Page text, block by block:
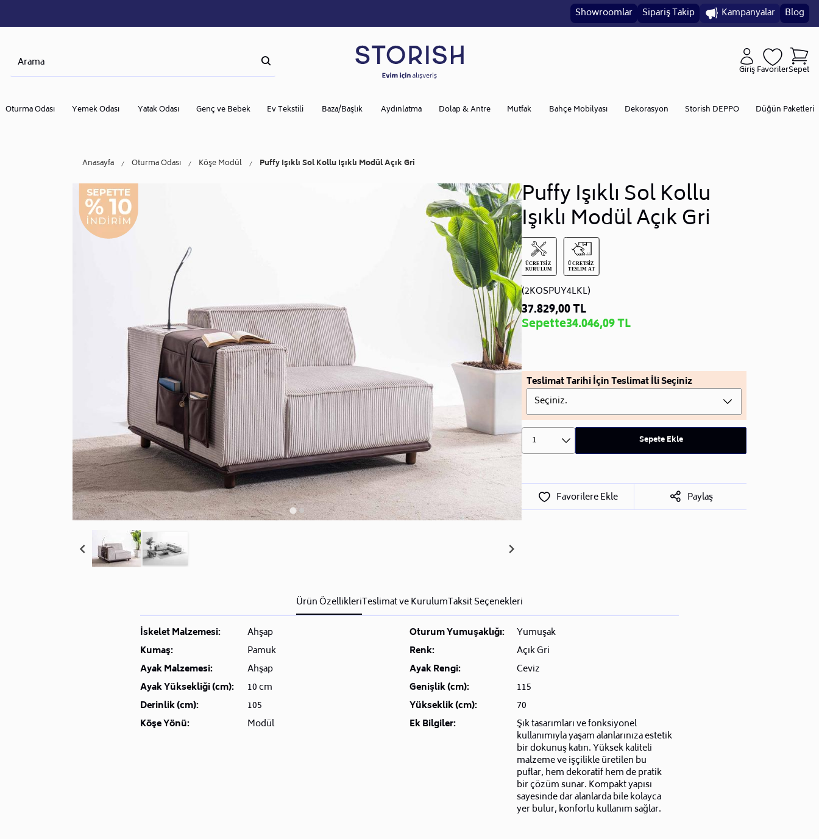
Showroomlar Sipariş Takip Kampanyalar Blog
GirişFavorilerSepet
Oturma Odası Yemek Odası Yatak Odası Genç ve Bebek Ev Tekstili Baza/Başlık Aydınlatma Dolap & Antre Mutfak Bahçe Mobilyası Dekorasyon Storish DEPPO Düğün Paketleri
Anasayfa Oturma Odası Köşe Modül Puffy Işıklı Sol Kollu Işıklı Modül Açık Gri
Puffy Işıklı Sol Kollu
Işıklı Modül Açık Gri
(2KOSPUY4LKL)
37.829,00 TL
Sepette34.046,09 TL
Teslimat Tarihi İçin Teslimat İli Seçiniz
Seçiniz.
1 Sepete Ekle
Favorilere Ekle Paylaş
Ürün ÖzellikleriTeslimat ve KurulumTaksit Seçenekleri
İskelet Malzemesi:
Ahşap Oturum Yumuşaklığı:
Yumuşak
Kumaş:
Pamuk Renk:
Açık Gri
Ayak Malzemesi:
Ahşap Ayak Rengi:
Ceviz
Ayak Yüksekliği (cm):
10 cm Genişlik (cm):
115
Derinlik (cm):
105 Yükseklik (cm):
70
Köşe Yönü:
Modül Ek Bilgiler:
Şık tasarımları ve fonksiyonel
kullanımıyla yaşam alanlarınıza estetik
bir dokunuş katın. Yüksek kaliteli
malzeme ve işçilikle üretilen bu
puflar, hem dekoratif hem de pratik
bir çözüm sunar. Kompakt yapısı
sayesinde dar alanlarda bile kolayca
yer bulur, konforlu kullanım sağlar.